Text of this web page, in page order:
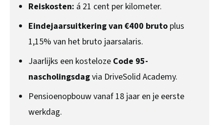
Reiskosten: á 21 cent per kilometer.
Eindejaarsuitkering van €400 bruto plus
1,15% van het bruto jaarsalaris.
Jaarlijks een kosteloze Code 95-
nascholingsdagvia DriveSolid Academy.
Pensioenopbouw vanaf 18 jaar en je eerste
werkdag.